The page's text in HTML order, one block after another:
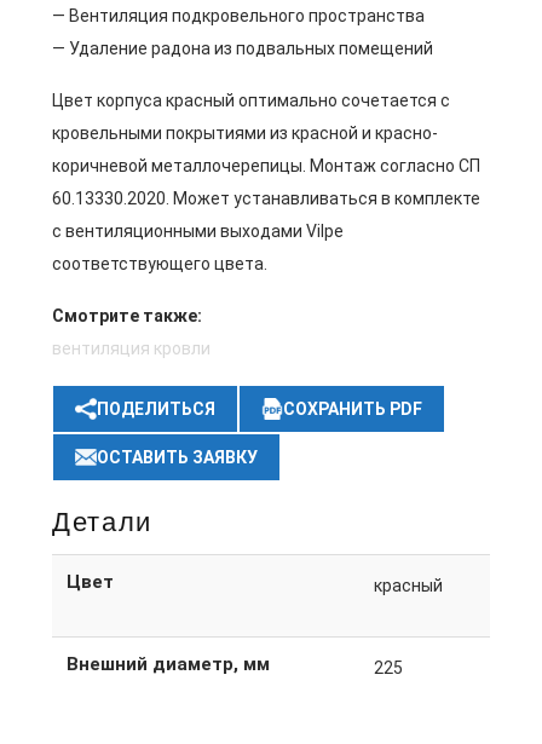
— Вентиляция подкровельного пространства
— Удаление радона из подвальных помещений
Цвет корпуса красный оптимально сочетается с
кровельными покрытиями из красной и красно-
коричневой металлочерепицы. Монтаж согласно СП
60.13330.2020. Может устанавливаться в комплекте
с вентиляционными выходами Vilpe
соответствующего цвета.
Смотрите также:
вентиляция кровли
ПОДЕЛИТЬСЯ СОХРАНИТЬ PDF
ОСТАВИТЬ ЗАЯВКУ
Детали
Цвет красный
Внешний диаметр, мм 225